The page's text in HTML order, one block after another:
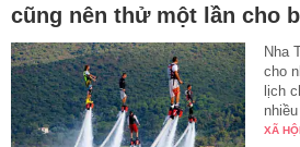
cũng nên thử một lần cho
Nha
cho
lịch
XÃ HỘI